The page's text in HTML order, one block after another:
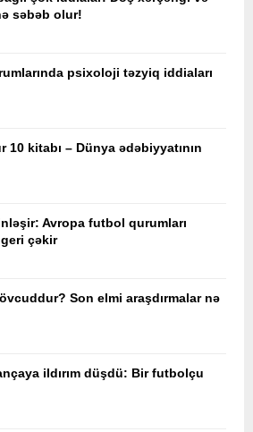
səbəb olur!
psixoloji təzyiq iddiaları
10 kitabı – Dünya ədəbiyyatının
Avropa futbol qurumları
çəkir
Son elmi araşdırmalar nə
ildırım düşdü: Bir futbolçu